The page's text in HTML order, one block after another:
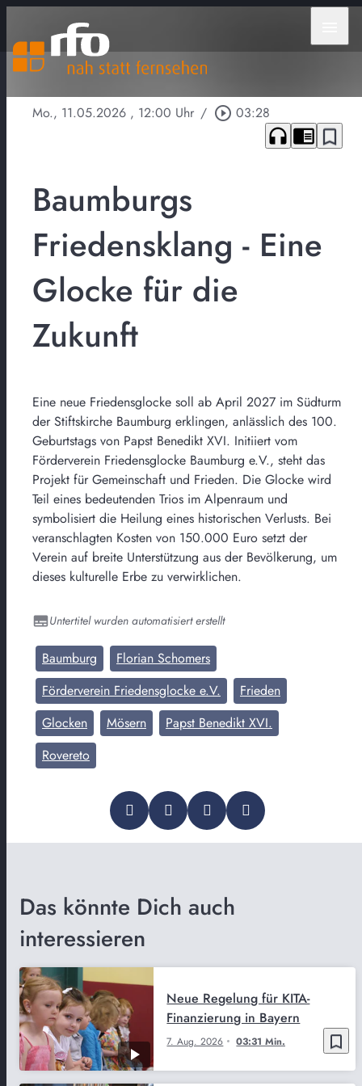
Mo., 11.05.2026 , 12:00 Uhr / play_circle_outline 03:28
headphones chrome_reader_mode bookmark_border
Baumburgs
Friedensklang - Eine
Glocke für die
Zukunft
Eine neue Friedensglocke soll ab April 2027 im Südturm
der Stiftskirche Baumburg erklingen, anlässlich des 100.
Geburtstags von Papst Benedikt XVI. Initiiert vom
Förderverein Friedensglocke Baumburg e.V., steht das
Projekt für Gemeinschaft und Frieden. Die Glocke wird
Teil eines bedeutenden Trios im Alpenraum und
symbolisiert die Heilung eines historischen Verlusts. Bei
veranschlagten Kosten von 150.000 Euro setzt der
Verein auf breite Unterstützung aus der Bevölkerung, um
dieses kulturelle Erbe zu verwirklichen.
Untertitel wurden automatisiert erstellt
Baumburg
Florian Schomers
Förderverein Friedensglocke e.V.
Frieden
Glocken
Mösern
Papst Benedikt XVI.
Rovereto
Das könnte Dich auch
interessieren
bookmark_border
7. Aug. 2026 03:31 Min.
Neue Regelung für KITA-
Finanzierung in Bayern